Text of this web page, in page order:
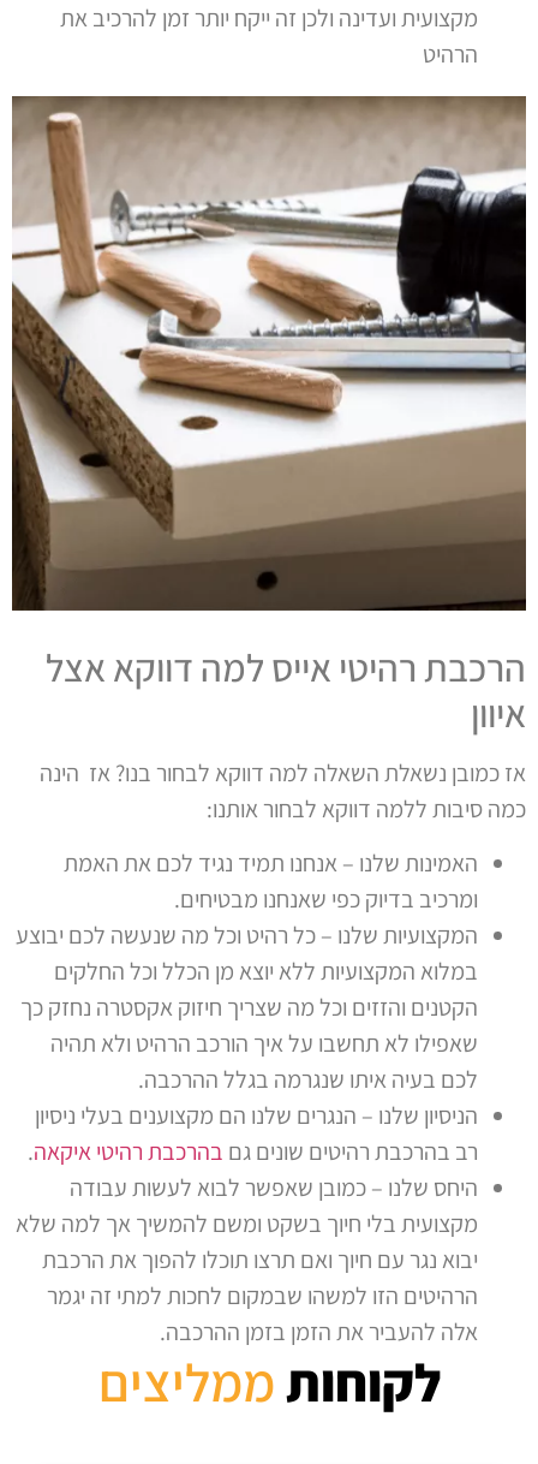
מקצועית ועדינה ולכן זה ייקח יותר זמן להרכיב את
הרהיט
הרכבת רהיטי אייס למה דווקא אצל
איוון
אז כמובן נשאלת השאלה למה דווקא לבחור בנו? אז הינה
כמה סיבות ללמה דווקא לבחור אותנו:
האמינות שלנו – אנחנו תמיד נגיד לכם את האמת
ומרכיב בדיוק כפי שאנחנו מבטיחים.
המקצועיות שלנו – כל רהיט וכל מה שנעשה לכם יבוצע
במלוא המקצועיות ללא יוצא מן הכלל וכל החלקים
הקטנים והזזים וכל מה שצריך חיזוק אקסטרה נחזק כך
שאפילו לא תחשבו על איך הורכב הרהיט ולא תהיה
לכם בעיה איתו שנגרמה בגלל ההרכבה.
הניסיון שלנו – הנגרים שלנו הם מקצוענים בעלי ניסיון
רב בהרכבת רהיטים שונים גם בהרכבת רהיטי איקאה.
היחס שלנו – כמובן שאפשר לבוא לעשות עבודה
מקצועית בלי חיוך בשקט ומשם להמשיך אך למה שלא
יבוא נגר עם חיוך ואם תרצו תוכלו להפוך את הרכבת
הרהיטים הזו למשהו שבמקום לחכות למתי זה יגמר
אלה להעביר את הזמן בזמן ההרכבה.
לקוחותממליצים